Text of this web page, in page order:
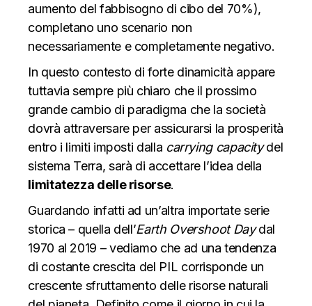
aumento del fabbisogno di cibo del 70%),
completano uno scenario non
necessariamente e completamente negativo.
In questo contesto di forte dinamicità appare
tuttavia sempre più chiaro che il prossimo
grande cambio di paradigma che la società
dovrà attraversare per assicurarsi la prosperità
entro i limiti imposti dalla carrying capacitydel
sistema Terra, sarà di accettare l’idea della
limitatezza delle risorse.
Guardando infatti ad un’altra importate serie
storica – quella dell’Earth Overshoot Daydal
1970 al 2019 – vediamo che ad una tendenza
di costante crescita del PIL corrisponde un
crescente sfruttamento delle risorse naturali